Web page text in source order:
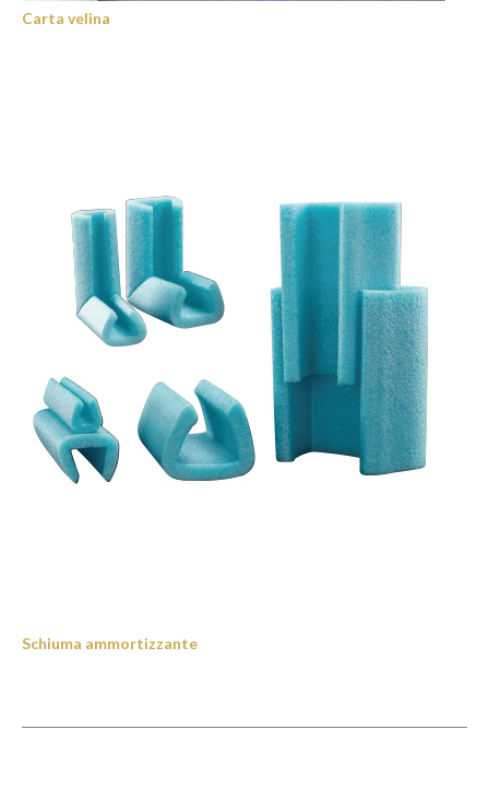
Carta velina
Schiuma ammortizzante